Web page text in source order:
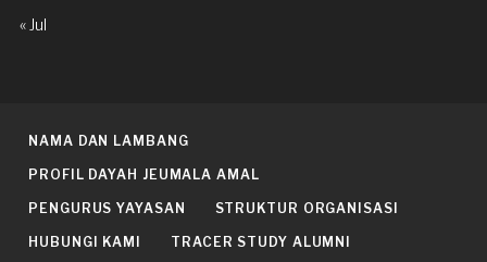
« Jul
NAMA DAN LAMBANG
PROFIL DAYAH JEUMALA AMAL
PENGURUS YAYASAN STRUKTUR ORGANISASI
HUBUNGI KAMI TRACER STUDY ALUMNI